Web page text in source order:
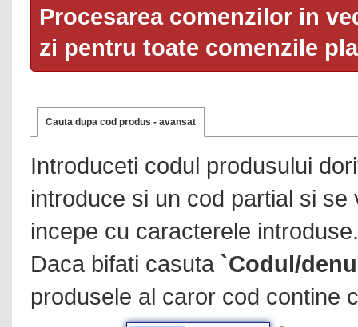
Procesarea comenzilor in
zi pentru toate comenzile
Cauta dupa cod produs - avansat
Introduceti codul produsului
introduce si un cod partial si
incepe cu caracterele introduse.
Daca bifati casuta `Codul/
produsele al caror cod contine